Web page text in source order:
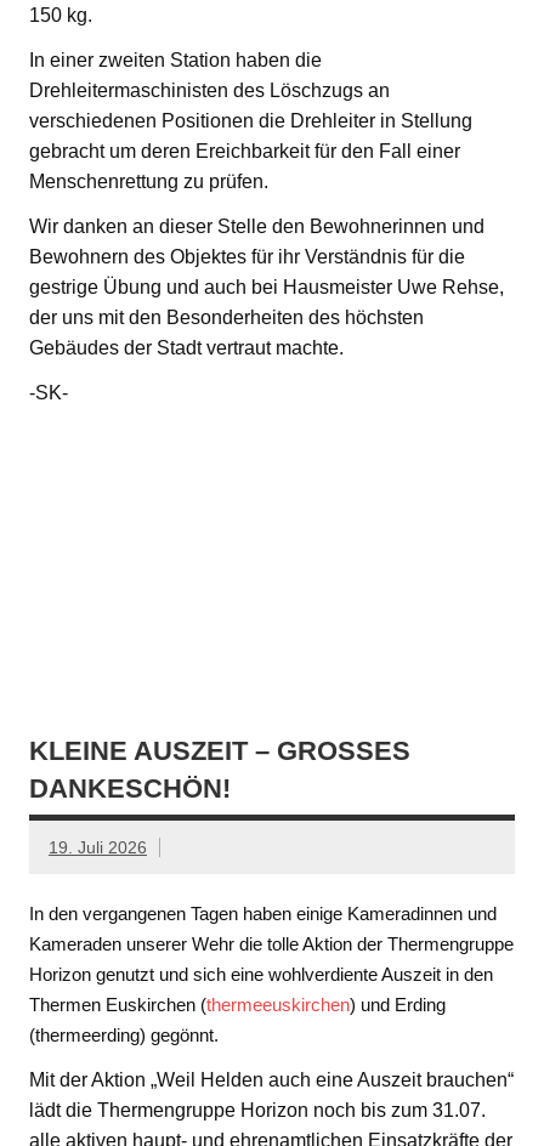
150 kg.
In einer zweiten Station haben die
Drehleitermaschinisten des Löschzugs an
verschiedenen Positionen die Drehleiter in Stellung
gebracht um deren Ereichbarkeit für den Fall einer
Menschenrettung zu prüfen.
Wir danken an dieser Stelle den Bewohnerinnen und
Bewohnern des Objektes für ihr Verständnis für die
gestrige Übung und auch bei Hausmeister Uwe Rehse,
der uns mit den Besonderheiten des höchsten
Gebäudes der Stadt vertraut machte.
-SK-
KLEINE AUSZEIT – GROSSES D
ANKESCHÖN!
19. Juli 2026
In den vergangenen Tagen haben einige Kameradinnen und
Kameraden unserer Wehr die tolle Aktion der Thermengruppe
Horizon genutzt und sich eine wohlverdiente Auszeit in den
Thermen Euskirchen (thermeeuskirchen) und Erding
(thermeerding) gegönnt.
Mit der Aktion „Weil Helden auch eine Auszeit brauchen“
lädt die Thermengruppe Horizon noch bis zum 31.07.
alle aktiven haupt- und ehrenamtlichen Einsatzkräfte der